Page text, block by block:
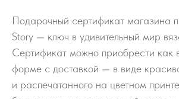
Подарочный сертификат магазина
Story — ключ в удивительный мир
Сертификат можно приобрести как
форме с доставкой — в виде
и распечатанного на цветном